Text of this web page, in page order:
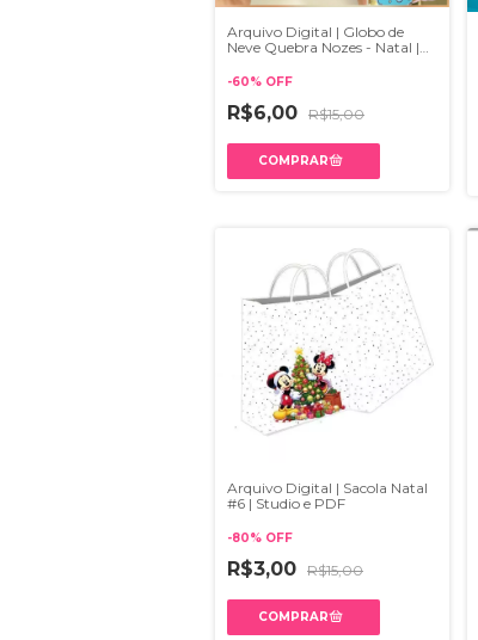
Arquivo Digital | Globo de
Neve Quebra Nozes - Natal |
-60% OFF
R$6,00 R$15,00
Arquivo Digital | Sacola Natal
#6 | Studio e PDF
-80% OFF
R$3,00 R$15,00